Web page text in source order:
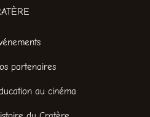
partenaires
au cinéma